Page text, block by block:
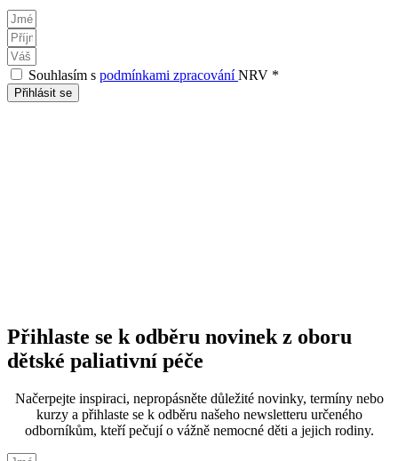
Souhlasím s podmínkami zpracováníNRV *
Přihlásit se
Přihlaste se k odběru novinek z oboru
dětské paliativní péče
Načerpejte inspiraci, nepropásněte důležité novinky, termíny nebo
kurzy a přihlaste se k odběru našeho newsletteru určeného
odborníkům, kteří pečují o vážně nemocné děti a jejich rodiny.